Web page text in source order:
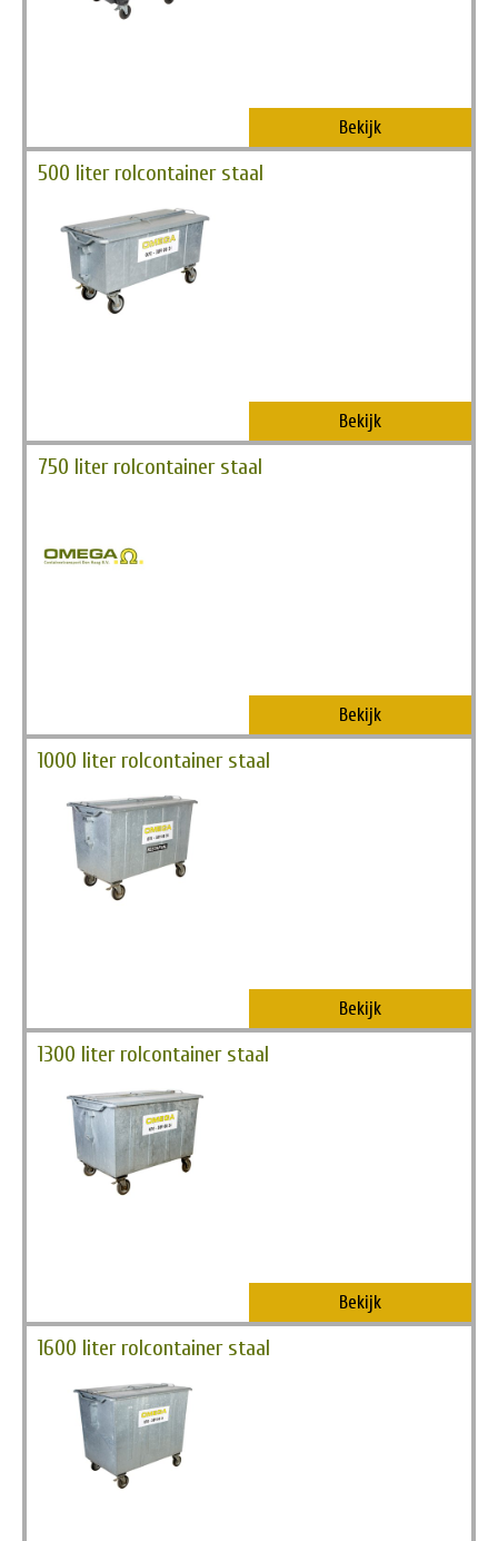
Bekijk
500 liter rolcontainer staal
Bekijk
750 liter rolcontainer staal
Bekijk
1000 liter rolcontainer staal
Bekijk
1300 liter rolcontainer staal
Bekijk
1600 liter rolcontainer staal